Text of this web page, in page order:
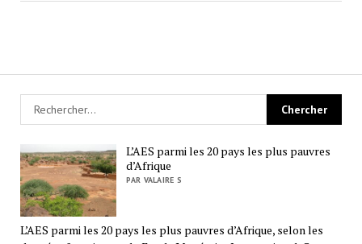
L’AES parmi les 20 pays les plus pauvres
d’Afrique
PAR VALAIRE S
L’AES parmi les 20 pays les plus pauvres d’Afrique, selon les